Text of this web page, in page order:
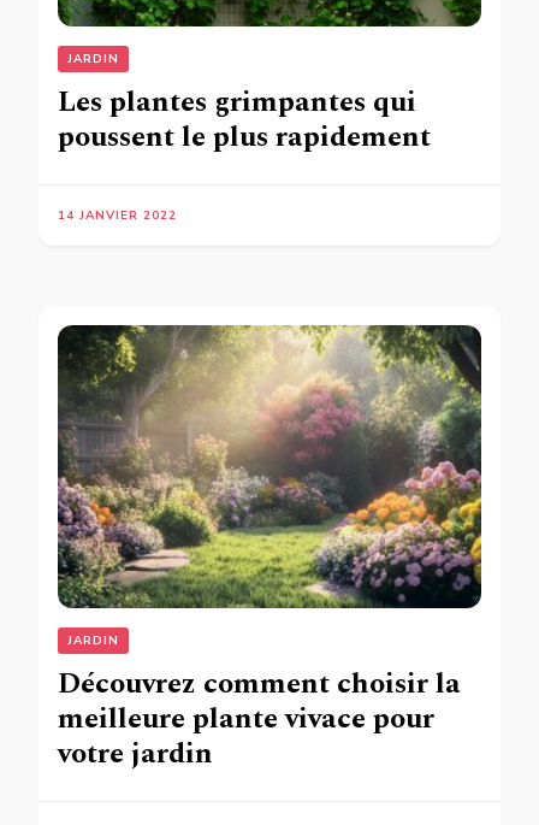
JARDIN
Les plantes grimpantes qui
poussent le plus rapidement
14 JANVIER 2022
JARDIN
Découvrez comment choisir la
meilleure plante vivace pour
votre jardin